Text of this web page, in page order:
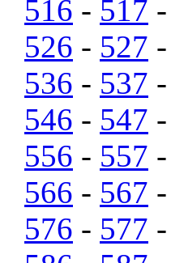
516 - 517 -
526 - 527 -
536 - 537 -
546 - 547 -
556 - 557 -
566 - 567 -
576 - 577 -